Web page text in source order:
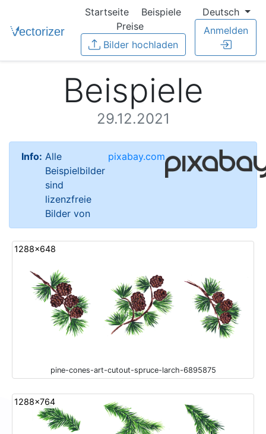
Startseite
Beispiele
Preise
Bilder hochladen
Deutsch
Anmelden
Beispiele
29.12.2021
Info: Alle
Beispielbilder
sind
lizenzfreie
Bilder von
pixabay.com
1288x648
pine-cones-art-cutout-spruce-larch-6895875
1288x764